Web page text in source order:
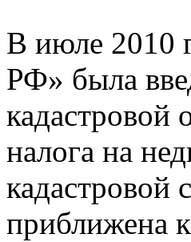
В июле 2010
РФ» была
кадастровой
налога на
кадастровой
приближена